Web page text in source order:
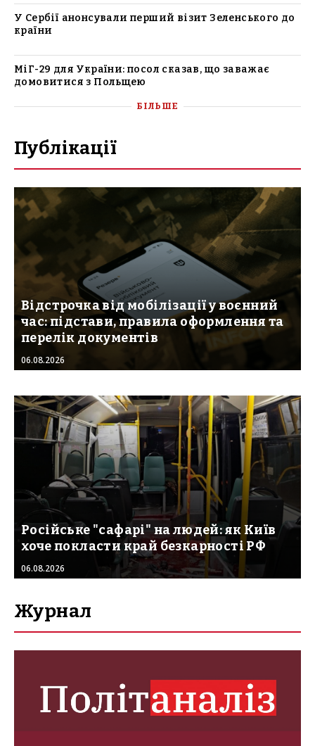
У Сербії анонсували перший візит Зеленського до
країни
МіГ-29 для України: посол сказав, що заважає
домовитися з Польщею
БІЛЬШЕ
Публікації
Відстрочка від мобілізації у воєнний
час: підстави, правила оформлення та
перелік документів
06.08.2026
Російське "сафарі" на людей: як Київ
хоче покласти край безкарності РФ
06.08.2026
Журнал